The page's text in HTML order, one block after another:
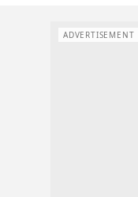
ADVERTISEMENT